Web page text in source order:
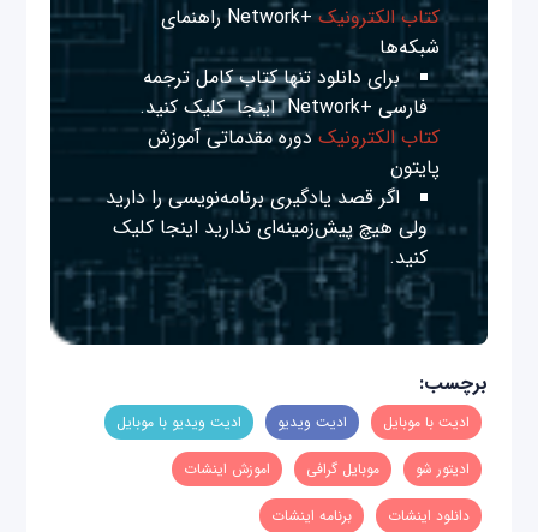
کتاب الکترونیک
+Network راهنمای
شبکه‌ها
برای دانلود تنها کتاب کامل ترجمه
فارسی +Network
اینجا کلیک کنید.
کتاب الکترونیک دوره مقدماتی آموزش
پایتون
اگر قصد یادگیری برنامه‌نویسی را دارید
ولی هیچ پیش‌زمینه‌ای نداریداینجا کلیک
کنید.
برچسب:
ادیت با موبایل ادیت ویدیو ادیت ویدیو با موبایل
ادیتور شو موبایل گرافی اموزش اینشات
دانلود اینشات برنامه اینشات